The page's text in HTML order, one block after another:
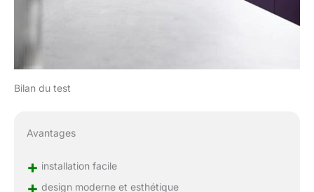
Bilan du test
Avantages
+ installation facile
+ design moderne et esthétique